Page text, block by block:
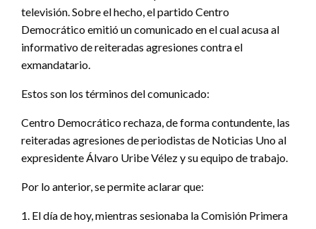
televisión. Sobre el hecho, el partido Centro
Democrático emitió un comunicado en el cual acusa al
informativo de reiteradas agresiones contra el
exmandatario.
Estos son los términos del comunicado:
Centro Democrático rechaza, de forma contundente, las
reiteradas agresiones de periodistas de Noticias Uno al
expresidente Álvaro Uribe Vélez y su equipo de trabajo.
Por lo anterior, se permite aclarar que:
1. El día de hoy, mientras sesionaba la Comisión Primera